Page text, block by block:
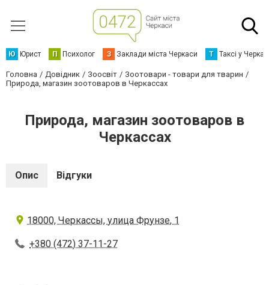
Ю Юрист П Психолог З Заклади міста Черкаси Т Таксі у
Головна Довідник Зоосвіт
Зоотовари - товари для тварин
Природа, магазин зоотоваров в Черкассах
Природа, магазин зоотоваров в
Черкассах
Опис Відгуки
18000, Черкассы, улица Фрунзе, 1
+380 (472) 37-11-27